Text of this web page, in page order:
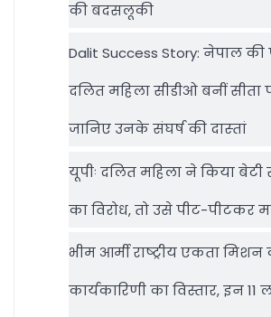
की बदसलूकी
Dalit Success Story: नेपाल की
दलित महिला सीडीओ बनीं सीता
जानिए उनके संघर्ष की दास्‍तां
यूपीः दलित महिला ने किया
का विरोध, तो उसे पीट-पीटकर
भीम आर्मी राष्‍ट्रीय एकता मिशन
कार्यकारिणी का विस्तार, इन 11